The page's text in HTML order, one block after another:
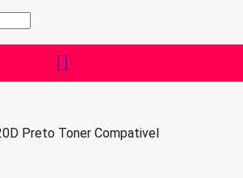
Preto Toner Compativel